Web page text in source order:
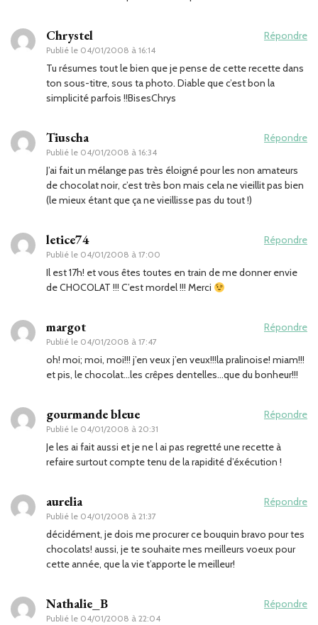
Chrystel
Publié le 04/01/2008 à 16:14
Répondre
Tu résumes tout le bien que je pense de cette recette dans
ton sous-titre, sous ta photo. Diable que c’est bon la
simplicité parfois !!BisesChrys
Tiuscha
Publié le 04/01/2008 à 16:34
Répondre
J’ai fait un mélange pas très éloigné pour les non amateurs
de chocolat noir, c’est très bon mais cela ne vieillit pas bien
(le mieux étant que ça ne vieillisse pas du tout !)
letice74
Publié le 04/01/2008 à 17:00
Répondre
Il est 17h! et vous êtes toutes en train de me donner envie
de CHOCOLAT !!! C’est mordel !!! Merci
margot
Publié le 04/01/2008 à 17:47
Répondre
oh! moi; moi, moi!!! j’en veux j’en veux!!!la pralinoise! miam!!!
et pis, le chocolat…les crêpes dentelles…que du bonheur!!!
gourmande bleue
Publié le 04/01/2008 à 20:31
Répondre
Je les ai fait aussi et je ne l ai pas regretté une recette à
refaire surtout compte tenu de la rapidité d’éxécution !
aurelia
Publié le 04/01/2008 à 21:37
Répondre
décidément, je dois me procurer ce bouquin bravo pour tes
chocolats! aussi, je te souhaite mes meilleurs voeux pour
cette année, que la vie t’apporte le meilleur!
Nathalie_B
Publié le 04/01/2008 à 22:04
Répondre